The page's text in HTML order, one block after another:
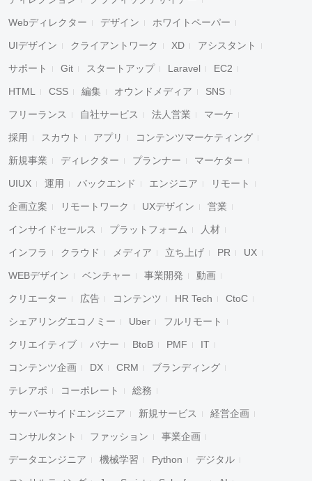
Webディレクター デザイン ホワイトペーパー
UIデザイン クライアントワーク XD アシスタント
サポート Git スタートアップ Laravel EC2
HTML CSS 編集 オウンドメディア SNS
フリーランス 自社サービス 法人営業 マーケ
採用 スカウト アプリ コンテンツマーケティング
新規事業 ディレクター プランナー マーケター
UIUX 運用 バックエンド エンジニア リモート
企画立案 リモートワーク UXデザイン 営業
インサイドセールス プラットフォーム 人材
インフラ クラウド メディア 立ち上げ PR UX
WEBデザイン ベンチャー 事業開発 動画
クリエーター 広告 コンテンツ HR Tech CtoC
シェアリングエコノミー Uber フルリモート
クリエイティブ バナー BtoB PMF IT
コンテンツ企画 DX CRM ブランディング
テレアポ コーポレート 総務
サーバーサイドエンジニア 新規サービス 経営企画
コンサルタント ファッション 事業企画
データエンジニア 機械学習 Python デジタル